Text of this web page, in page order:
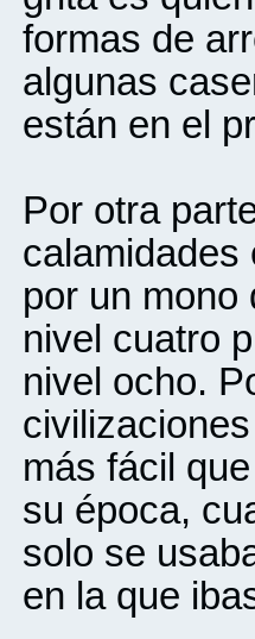
formas de
algunas
están en el
Por otra
calamidades
por un mono
nivel cuatro
nivel ocho.
más fácil
su época,
solo se
en la que